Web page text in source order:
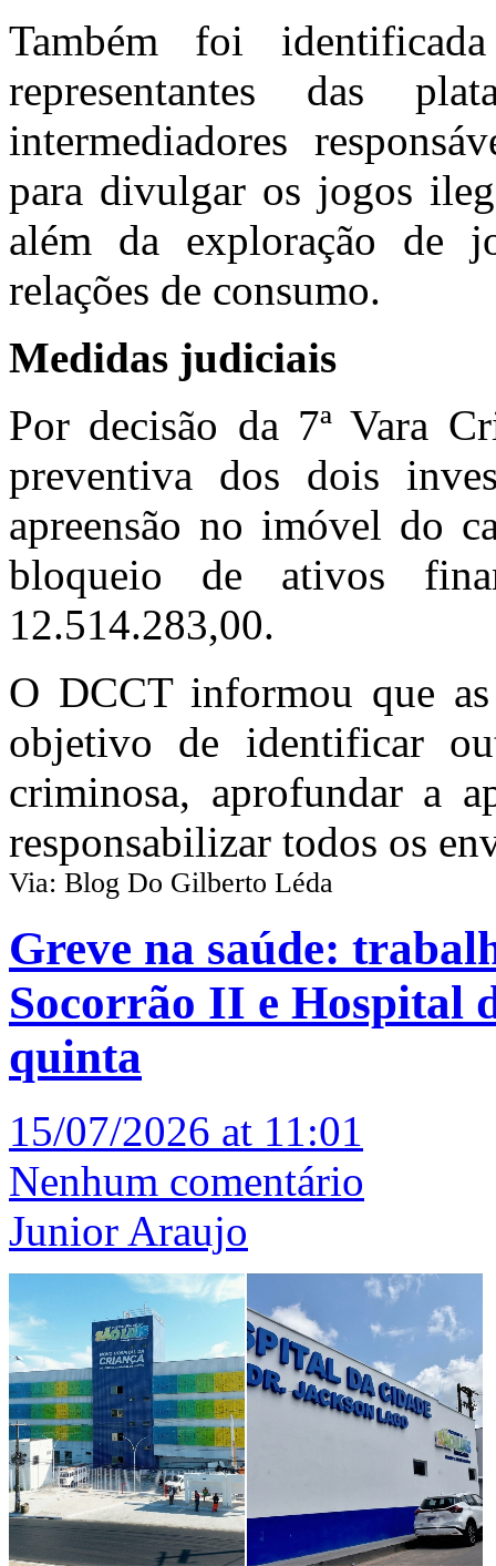
Também foi
representantes das
intermediadores
para divulgar os jogos
além da exploração de
relações de consumo.
Medidas judiciais
Por decisão da 7ª Vara
preventiva dos dois
apreensão no imóvel do
bloqueio de ativos
12.514.283,00.
O DCCT informou que
objetivo de identificar
criminosa, aprofundar a
responsabilizar todos os
Via: Blog Do Gilberto Léda
Greve na saúde:
Socorrão II e Hospital
quinta
15/07/2026 at 11:01
Nenhum comentário
Junior Araujo